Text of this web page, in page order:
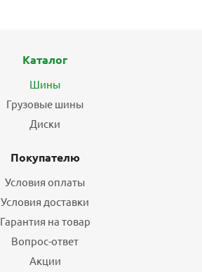
Каталог
Шины
Грузовые шины
Диски
Покупателю
Условия оплаты
Условия доставки
Гарантия на товар
Вопрос-ответ
Акции